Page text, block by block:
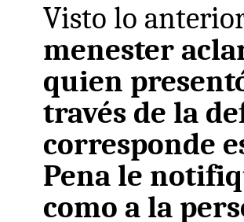
Visto lo
menester
quien
través de la
corresponde
Pena le
como a la